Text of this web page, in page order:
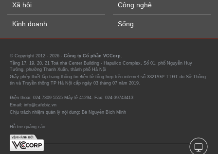
Xã hội
Kinh doanh
Công nghệ
Sống
© Copyright 2012 - 2026 - Công ty Cổ phần VCCorp.
Tầng 17, 19, 20, 21 Toà nhà Center Building - Hapulico Complex, Số 01, phố Nguyễn Huy
Tưởng, phường Thanh Xuân, thành phố Hà Nội
Giấy phép thiết lập trang thông tin điện tử tổng hợp trên internet số 3321/GP-TTĐT do Sở Thông
tin và Truyền thông TP Hà Nội cấp ngày 03 tháng 07 năm 2019.
Điện thoại: 024 7309 5555 Máy lẻ 41294. Fax: 024-39743413
Email: info@cafebiz.vn
Chịu trách nhiệm quản lý nội dung: Bà Nguyễn Bích Minh
Hỗ trợ quảng cáo: